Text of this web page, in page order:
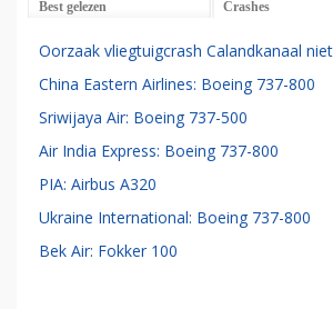
Best gelezen Crashes
Oorzaak vliegtuigcrash Calandkanaal
China Eastern Airlines: Boeing 737-800
Sriwijaya Air: Boeing 737-500
Air India Express: Boeing 737-800
PIA: Airbus A320
Ukraine International: Boeing 737-800
Bek Air: Fokker 100